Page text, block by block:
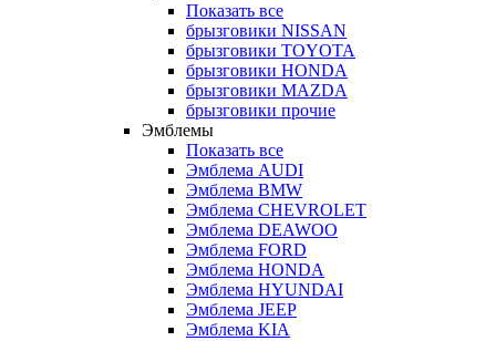
Показать все
брызговики NISSAN
брызговики TOYOTA
брызговики HONDA
брызговики MAZDA
брызговики прочие
Эмблемы
Показать все
Эмблема AUDI
Эмблема BMW
Эмблема CHEVROLET
Эмблема DEAWOO
Эмблема FORD
Эмблема HONDA
Эмблема HYUNDAI
Эмблема JEEP
Эмблема KIA